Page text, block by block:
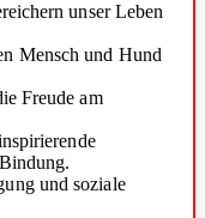
unser Leben
Mensch und Hund
Freude am
und soziale